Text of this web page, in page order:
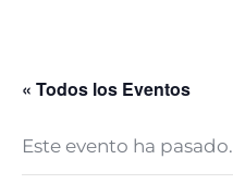
« Todos los Eventos
Este evento ha pasado.